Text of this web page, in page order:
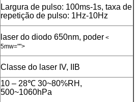
Largura de pulso: 100ms-1s, taxa de
repetição de pulso: 1Hz-10Hz
laser do diodo 650nm, poder <
5mw="">
Classe do laser IV, IIB
10 – 28℃ 30~80%RH,
500~1060hPa